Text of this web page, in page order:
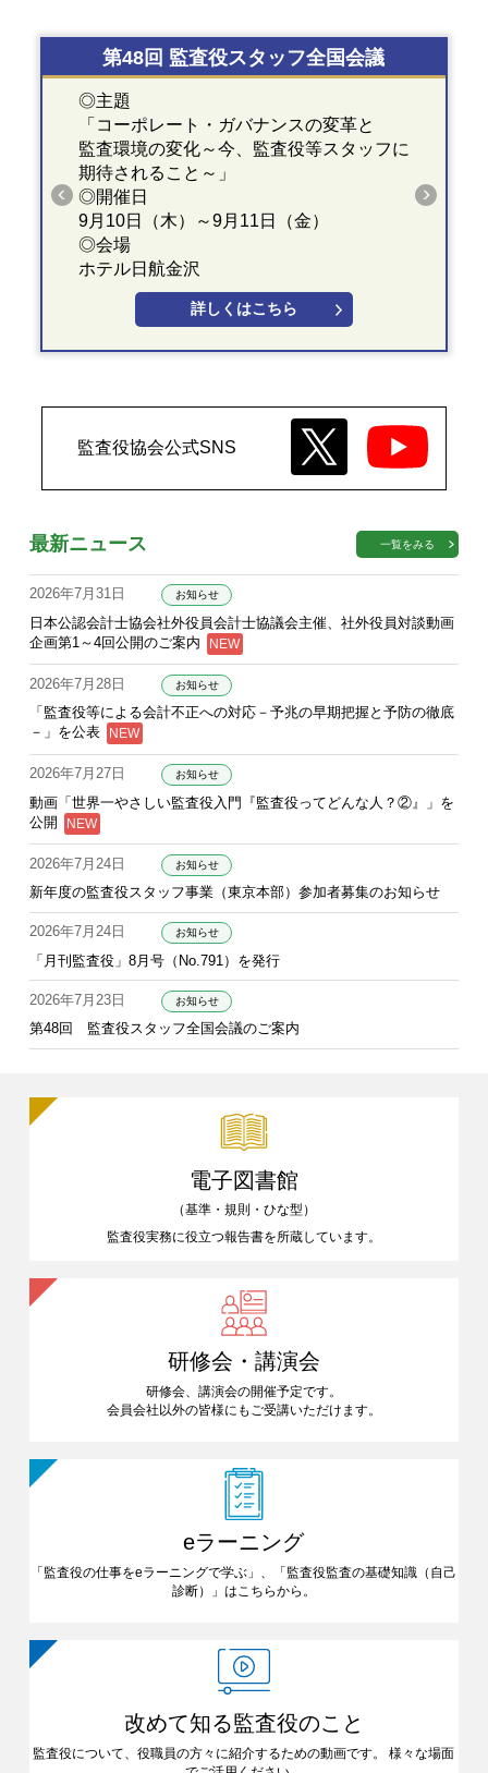
第48回 監査役スタッフ全国会議
◎主題
「コーポレート・ガバナンスの変革と
監査環境の変化～今、監査役等スタッフに
期待されること～」
◎開催日
9月10日（木）～9月11日（金）
◎会場
ホテル日航金沢
詳しくはこちら
監査役協会公式SNS
最新ニュース 一覧をみる
2026年7月31日 お知らせ
日本公認会計士協会社外役員会計士協議会主催、社外役員対談動画
企画第1～4回公開のご案内
2026年7月28日 お知らせ
「監査役等による会計不正への対応－予兆の早期把握と予防の徹底
－」を公表
2026年7月27日 お知らせ
動画「世界一やさしい監査役入門『監査役ってどんな人？②』」を
公開
2026年7月24日 お知らせ
新年度の監査役スタッフ事業（東京本部）参加者募集のお知らせ
2026年7月24日 お知らせ
「月刊監査役」8月号（No.791）を発行
2026年7月23日 お知らせ
第48回 監査役スタッフ全国会議のご案内
電子図書館
（基準・規則・ひな型）
監査役実務に役立つ報告書を所蔵しています。
研修会・講演会
研修会、講演会の開催予定です。
会員会社以外の皆様にも ご受講いただけます。
eラーニング
「監査役の仕事をeラーニングで学ぶ」、「監査役監査の基礎知識 （自己
診断）」はこちらから。
改めて知る監査役のこと
監査役について、役職員の方々に紹介するための動画です。
様々な場面